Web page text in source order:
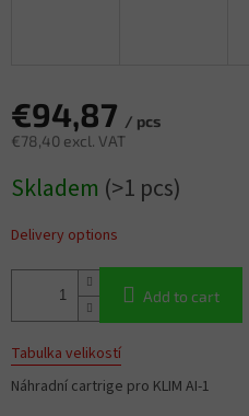
€94,87 / pcs
€78,40 excl. VAT
price:
Skladem (>1 pcs)
Delivery options
Add to cart
Tabulka velikostí
Náhradní cartrige pro KLIM AI-1